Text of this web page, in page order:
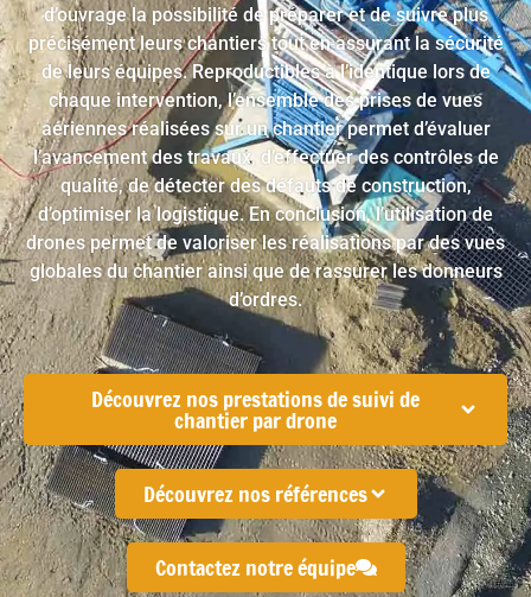
d’ouvrage la possibilité de préparer et de suivre plus
précisément leurs chantiers tout en assurant la sécurité
de leurs équipes. Reproductibles à l’identique lors de
chaque intervention, l’ensemble desprises de vues
aériennesréalisées sur un chantier permet d’évaluer
l’avancement des travaux, d’effectuer des contrôles de
qualité, dedétecter des défauts de construction,
d’optimiser la logistique. En conclusion, l’utilisation de
drones permet de valoriser les réalisationspar desvues
globales du chantierainsi que derassurer les donneurs
d’ordres.
Découvrez nos prestations de suivi de
chantier par drone
Découvrez nos références
Contactez notre équipe